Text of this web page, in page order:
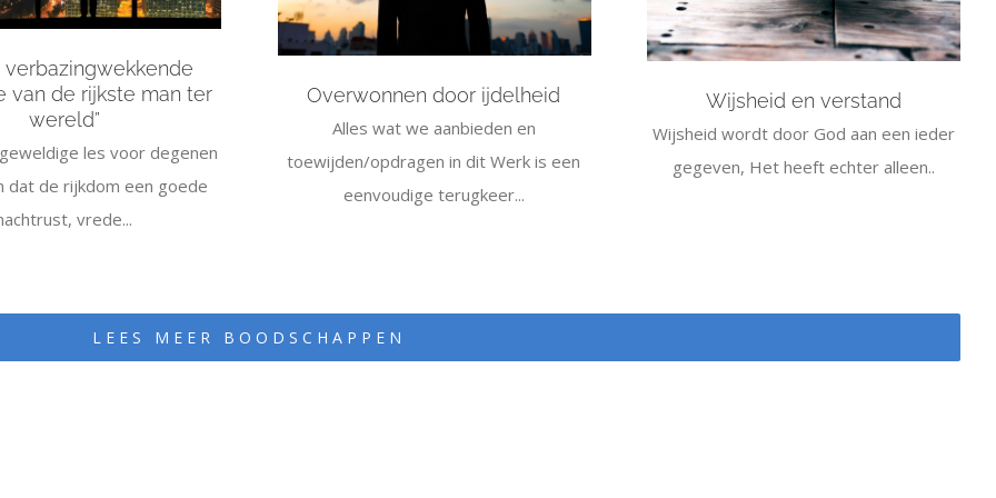
verbazingwekkende
van de rijkste man ter
wereld”
les voor degenen
dat de rijkdom een ​​goede
vrede...
Overwonnen door ijdelheid
Alles wat we aanbieden en
toewijden/opdragen in dit Werk is een
eenvoudige terugkeer...
Wijsheid en verstand
Wijsheid wordt door God aan een ieder
gegeven, Het heeft echter alleen..
LEES MEER BOODSCHAPPEN